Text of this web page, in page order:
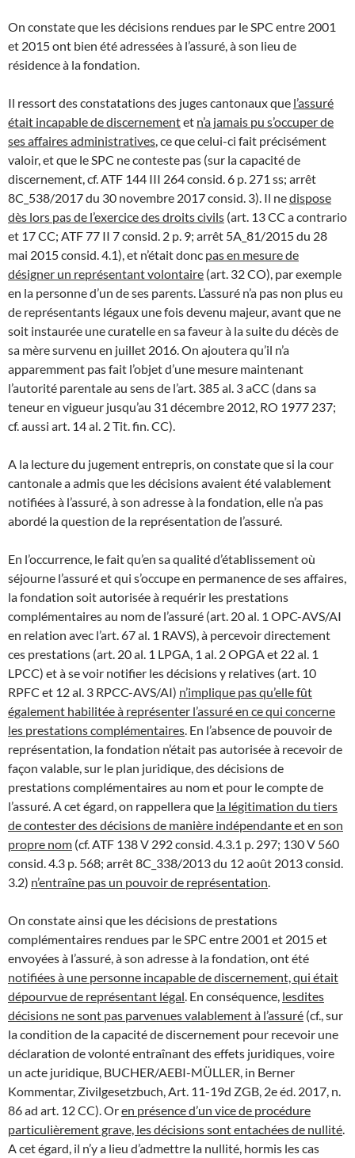
On constate que les décisions rendues par le SPC entre 2001
et 2015 ont bien été adressées à l’assuré, à son lieu de
résidence à la fondation.
Il ressort des constatations des juges cantonaux que l’assuré
était incapable de discernementet n’a jamais pu s’occuper de
ses affaires administratives , ce que celui-ci fait précisément
valoir, et que le SPC ne conteste pas (sur la capacité de
discernement, cf. ATF 144 III 264 consid. 6 p. 271 ss; arrêt
8C_538/2017 du 30 novembre 2017 consid. 3). Il nedispose
dès lors pas de l’exercice des droits civils (art. 13 CC a contrario
et 17 CC; ATF 77 II 7 consid. 2 p. 9; arrêt 5A_81/2015 du 28
mai 2015 consid. 4.1), et n’était donc pas en mesure de
désigner un représentant volontaire (art. 32 CO), par exemple
en la personne d’un de ses parents. L’assuré n’a pas non plus eu
de représentants légaux une fois devenu majeur, avant que ne
soit instaurée une curatelle en sa faveur à la suite du décès de
sa mère survenu en juillet 2016. On ajoutera qu’il n’a
apparemment pas fait l’objet d’une mesure maintenant
l’autorité parentale au sens de l’art. 385 al. 3 aCC (dans sa
teneur en vigueur jusqu’au 31 décembre 2012, RO 1977 237;
cf. aussi art. 14 al. 2 Tit. fin. CC).
A la lecture du jugement entrepris, on constate que si la cour
cantonale a admis que les décisions avaient été valablement
notifiées à l’assuré, à son adresse à la fondation, elle n’a pas
abordé la question de la représentation de l’assuré.
En l’occurrence, le fait qu’en sa qualité d’établissement où
séjourne l’assuré et qui s’occupe en permanence de ses affaires,
la fondation soit autorisée à requérir les prestations
complémentaires au nom de l’assuré (art. 20 al. 1 OPC-AVS/AI
en relation avec l’art. 67 al. 1 RAVS), à percevoir directement
ces prestations (art. 20 al. 1 LPGA, 1 al. 2 OPGA et 22 al. 1
LPCC) et à se voir notifier les décisions y relatives (art. 10
RPFC et 12 al. 3 RPCC-AVS/AI) n’implique pas qu’elle fût
également habilitée à représenter l’assuré en ce qui concerne
les prestations complémentaires . En l’absence de pouvoir de
représentation, la fondation n’était pas autorisée à recevoir de
façon valable, sur le plan juridique, des décisions de
prestations complémentaires au nom et pour le compte de
l’assuré. A cet égard, on rappellera que la légitimation du tiers
de contester des décisions de manière indépendante et en son
propre nom (cf. ATF 138 V 292 consid. 4.3.1 p. 297; 130 V 560
consid. 4.3 p. 568; arrêt 8C_338/2013 du 12 août 2013 consid.
3.2) n’entraîne pas un pouvoir de représentation
On constate ainsi que les décisions de prestations
complémentaires rendues par le SPC entre 2001 et 2015 et
envoyées à l’assuré, à son adresse à la fondation, ont été
notifiées à une personne incapable de discernement, qui était
dépourvue de représentant légal . En conséquence, lesdites
décisions ne sont pas parvenues valablement à l’assuré (cf., sur
la condition de la capacité de discernement pour recevoir une
déclaration de volonté entraînant des effets juridiques, voire
un acte juridique, BUCHER/AEBI-MÜLLER, in Berner
Kommentar, Zivilgesetzbuch, Art. 11-19d ZGB, 2e éd. 2017, n.
86 ad art. 12 CC). Oren présence d’un vice de procédure
particulièrement grave, les décisions sont entachées de nullité
A cet égard, il n’y a lieu d’admettre la nullité, hormis les cas